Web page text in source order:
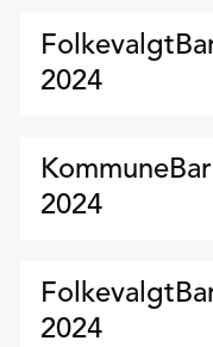
2024
2024
2024